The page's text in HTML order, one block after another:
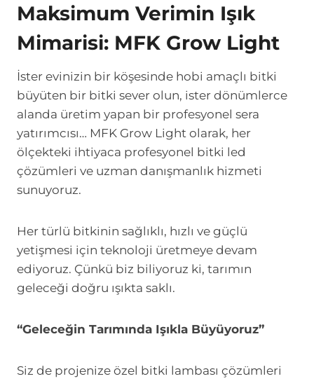
Maksimum Verimin Işık
Mimarisi: MFK Grow Light
İster evinizin bir köşesinde hobi amaçlı bitki
büyüten bir bitki sever olun, ister dönümlerce
alanda üretim yapan bir profesyonel sera
yatırımcısı… MFK Grow Light olarak, her
ölçekteki ihtiyaca profesyonel bitki led
çözümleri ve uzman danışmanlık hizmeti
sunuyoruz.
Her türlü bitkinin sağlıklı, hızlı ve güçlü
yetişmesi için teknoloji üretmeye devam
ediyoruz. Çünkü biz biliyoruz ki, tarımın
geleceği doğru ışıkta saklı.
“Geleceğin Tarımında Işıkla Büyüyoruz”
Siz de projenize özel bitki lambası çözümleri